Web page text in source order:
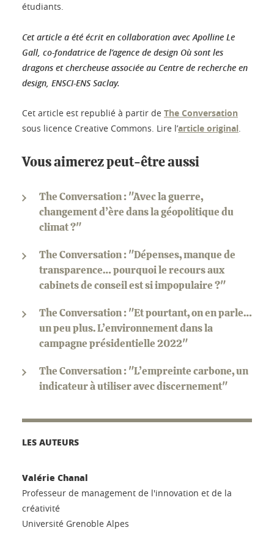
étudiants.
Cet article a été écrit en collaboration avec Apolline Le
Gall, co-fondatrice de l’agence de design Où sont les
dragons et chercheuse associée au Centre de recherche en
design, ENSCI-ENS Saclay.
Cet article est republié à partir de The Conversation
sous licence Creative Commons. Lire l’article original.
Vous aimerez peut-être aussi
The Conversation : "Avec la guerre,
changement d’ère dans la géopolitique du
climat ?"
The Conversation : "Dépenses, manque de
transparence… pourquoi le recours aux
cabinets de conseil est si impopulaire ?"
The Conversation : "Et pourtant, on en parle…
un peu plus. L’environnement dans la
campagne présidentielle 2022"
The Conversation : "L’empreinte carbone, un
indicateur à utiliser avec discernement"
LES AUTEURS
Valérie Chanal
Professeur de management de l'innovation et de la
créativité
Université Grenoble Alpes